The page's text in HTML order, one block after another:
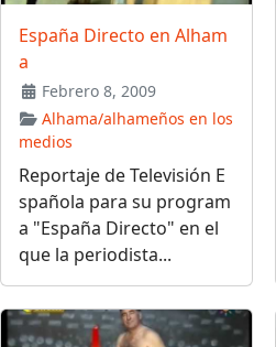
España Directo en Alham
a
Febrero 8, 2009
Alhama/alhameños en los
medios
Reportaje de Televisión E
spañola para su program
a "España Directo" en el
que la periodista...